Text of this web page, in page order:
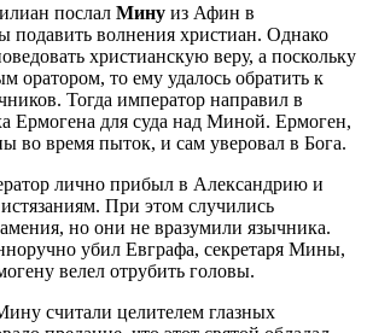
послал Мину из Афин в
подавить волнения христиан. Однако
христианскую веру, а поскольку
оратором, то ему удалось обратить к
Тогда император направил в
Ермогена для суда над Миной. Ермоген,
во время пыток, и сам уверовал в Бога.
лично прибыл в Александрию и
При этом случились
но они не вразумили язычника.
убил Евграфа, секретаря Мины,
велел отрубить головы.
считали целителем глазных